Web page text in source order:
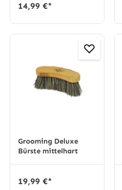
14,99 €*
Grooming Deluxe
Bürste mittelhart
19,99 €*